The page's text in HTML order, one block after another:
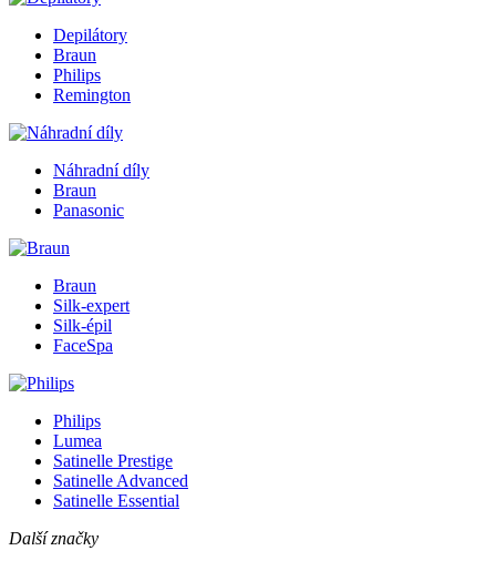
Depilátory
Braun
Philips
Remington
Náhradní díly
Braun
Panasonic
Braun
Silk-expert
Silk-épil
FaceSpa
Philips
Lumea
Satinelle Prestige
Satinelle Advanced
Satinelle Essential
Další značky